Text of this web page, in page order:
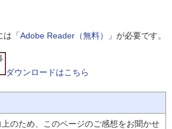
は「Adobe Reader（無料） 」が必要です。
ダウンロードはこちら
のため、このページのご感想をお聞かせ